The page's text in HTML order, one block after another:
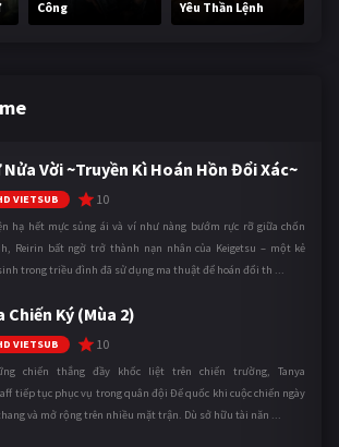
Công
Yêu Thần Lệnh
Nửa Vời ~Truyền Kì Hoán Hồn Đổi Xác~
VIETSUB 10
hạ hết mực sủng ái và ví như nàng bướm rực rỡ giữa chốn
Reirin bất ngờ trở thành nạn nhân của Keigetsu – một kẻ
trong triều đình đã sử dụng ma thuật để hoán đổi th ...
Chiến Ký (Mùa 2)
VIETSUB 10
chiến thắng đầy khốc liệt trên chiến trường, Tanya
tiếp tục phục vụ trong quân đội Đế quốc khi cuộc chiến ngày
và mở rộng trên nhiều mặt trận. Dù sở hữu tài năn ...